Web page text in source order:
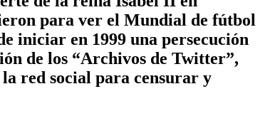
para ver el Mundial de fútbol
iniciar en 1999 una persecución
de los “Archivos de Twitter”,
red social para censurar y